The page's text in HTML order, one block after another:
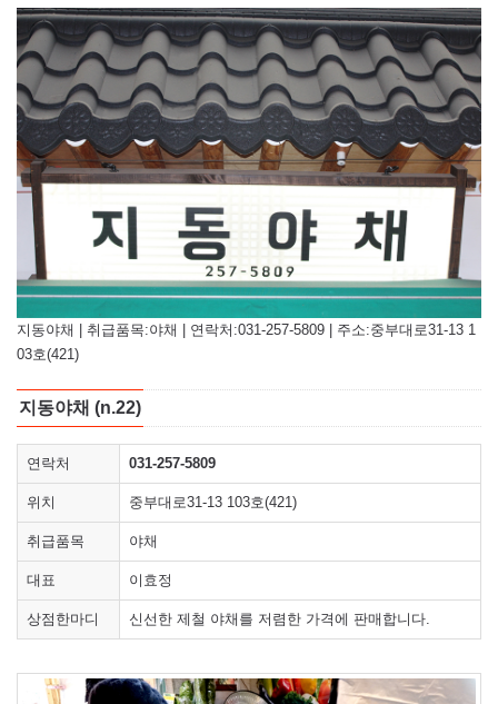
지동야채 | 취급품목:야채 | 연락처:031-257-5809 | 주소:중부대로31-13 1
03호(421)
지동야채 (n.22)
연락처 031-257-5809
위치 중부대로31-13 103호(421)
취급품목 야채
대표 이효정
상점한마디 신선한 제철 야채를 저렴한 가격에 판매합니다.